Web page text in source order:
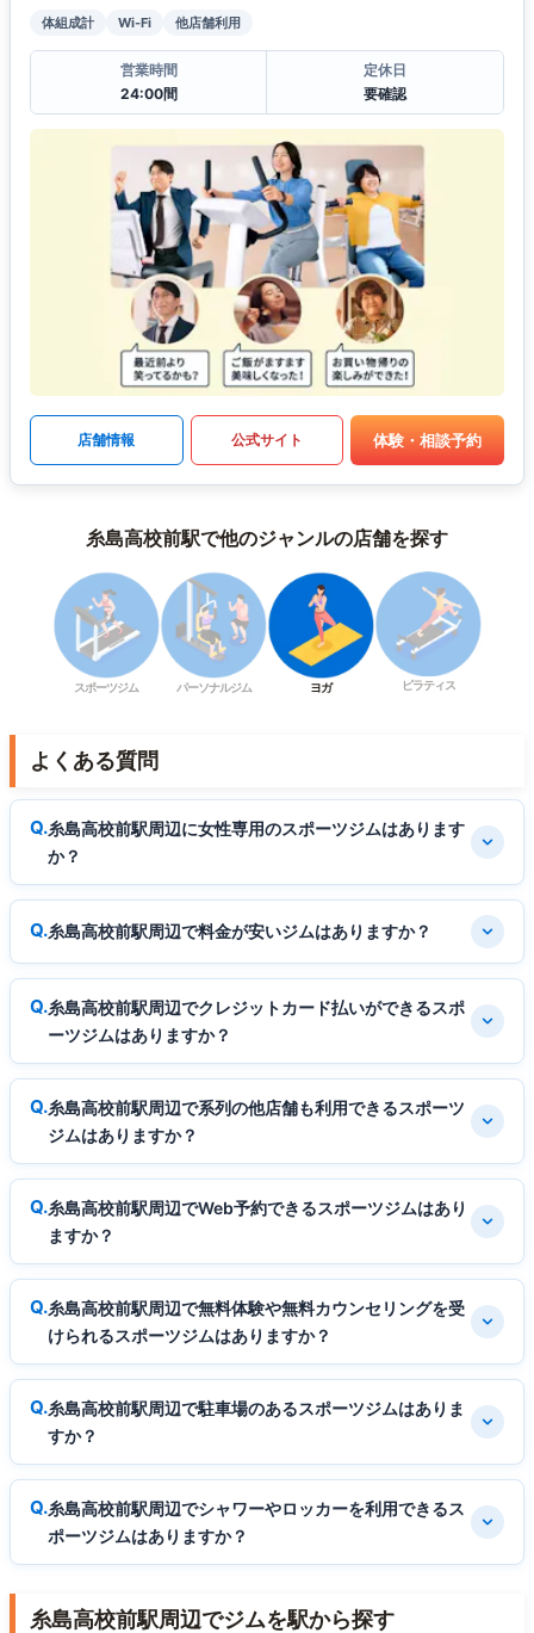
体組成計 Wi-Fi 他店舗利用
営業時間
24:00間
定休日
要確認
店舗情報 公式サイト 体験・相談予約
糸島高校前駅で他のジャンルの店舗を探す
スポーツジム パーソナルジム ヨガ ピラティス
よくある質問
糸島高校前駅周辺に女性専用のスポーツジムはあります
か？
糸島高校前駅周辺で料金が安いジムはありますか？
糸島高校前駅周辺でクレジットカード払いができるスポ
ーツジムはありますか？
糸島高校前駅周辺で系列の他店舗も利用できるスポーツ
ジムはありますか？
糸島高校前駅周辺でWeb予約できるスポーツジムはあり
ますか？
糸島高校前駅周辺で無料体験や無料カウンセリングを受
けられるスポーツジムはありますか？
糸島高校前駅周辺で駐車場のあるスポーツジムはありま
すか？
糸島高校前駅周辺でシャワーやロッカーを利用できるス
ポーツジムはありますか？
糸島高校前駅周辺でジムを駅から探す